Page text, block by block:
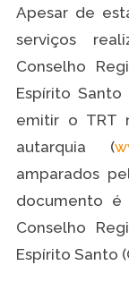
Apesar de
serviços
Conselho
Espírito Santo
emitir o TRT
autarquia (
amparados
documento é
Conselho
Espírito Santo